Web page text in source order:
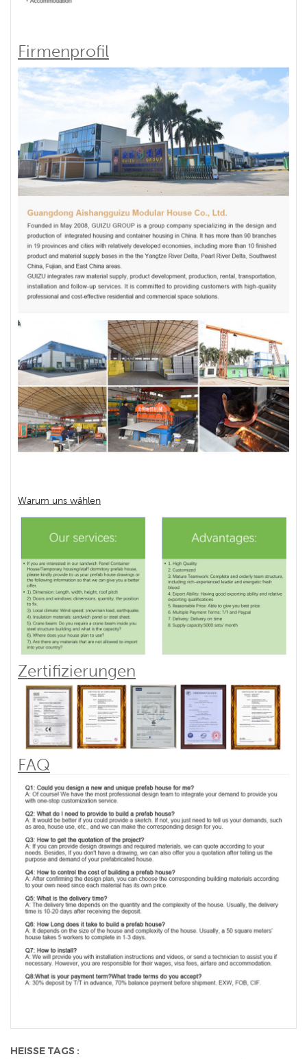
Firmenprofil
Warum uns wählen
Zertifizierungen
FAQ
HEISSE TAGS :